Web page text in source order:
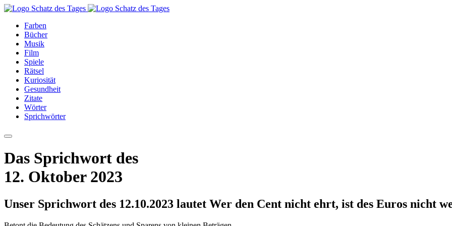
Farben
Bücher
Musik
Film
Spiele
Rätsel
Kuriosität
Gesundheit
Zitate
Wörter
Sprichwörter
Das Sprichwort des
12. Oktober 2023
Unser Sprichwort des 12.10.2023 lautet Wer den Cent nicht ehrt, ist des Euros nicht